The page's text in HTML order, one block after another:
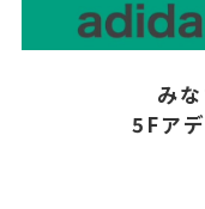
み
5Fア